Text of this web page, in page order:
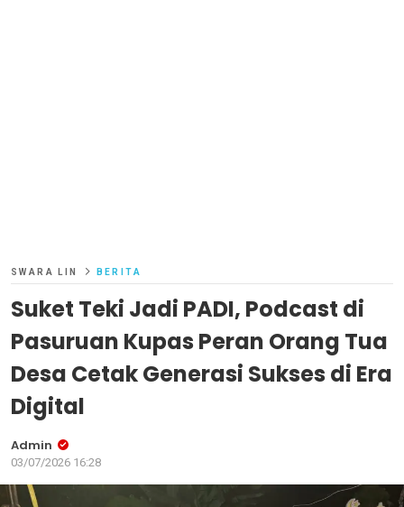
SWARA LIN BERITA
Suket Teki Jadi PADI, Podcast di
Pasuruan Kupas Peran Orang Tua
Desa Cetak Generasi Sukses di Era
Digital
Admin
03/07/2026 16:28